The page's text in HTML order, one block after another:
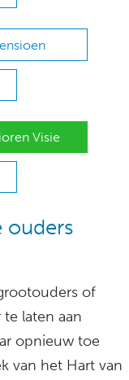
Visie
ouders
of
laten aan
opnieuw toe
van het Hart van